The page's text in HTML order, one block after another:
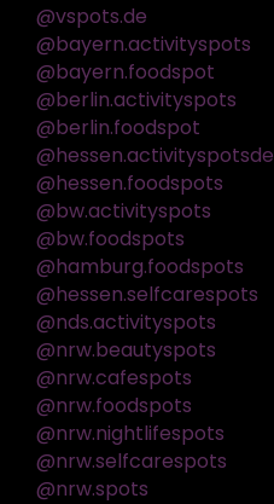
@vspots.de
@bayern.activityspots
@bayern.foodspot
@berlin.activityspots
@berlin.foodspot
@hessen.activityspotsde
@hessen.foodspots
@bw.activityspots
@bw.foodspots
@hamburg.foodspots
@hessen.selfcarespots
@nds.activityspots
@nrw.beautyspots
@nrw.cafespots
@nrw.foodspots
@nrw.nightlifespots
@nrw.selfcarespots
@nrw.spots